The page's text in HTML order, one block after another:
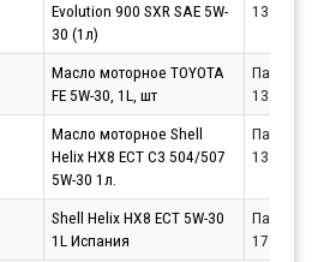
Evolution 900 SXR SAE 5W-
30 (1л)
Масло моторное TOYOTA
FE 5W-30, 1L, шт
Партнёр
Масло моторное Shell
Helix HX8 ECT C3 504/507
5W-30 1л.
Партнёр
Shell Helix HX8 ECT 5W-30
1L Испания
Партнёр